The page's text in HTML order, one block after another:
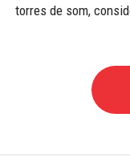
torres de som,